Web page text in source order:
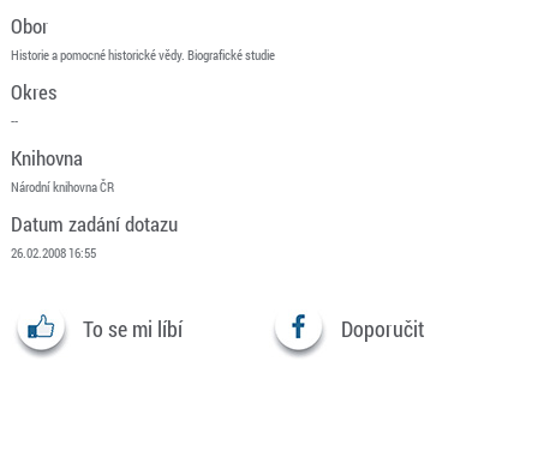
Obor
Historie a pomocné historické vědy. Biografické studie
Okres
--
Knihovna
Národní knihovna ČR
Datum zadání dotazu
26.02.2008 16:55
To se mi líbí Doporučit